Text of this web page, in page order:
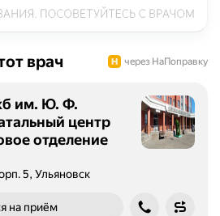
врач через НаПоправку
им. Ю. Ф.
центр
отделение
5, Ульяновск
на приём